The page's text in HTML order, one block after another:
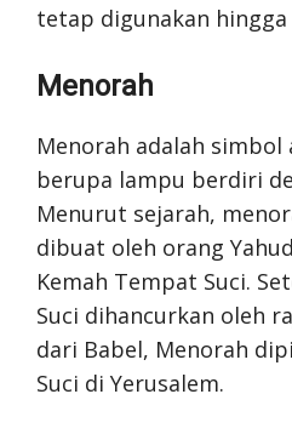
tetap digunakan hingga
Menorah
Menorah adalah simbol
berupa lampu berdiri
Menurut sejarah,
dibuat oleh orang
Kemah Tempat Suci.
Suci dihancurkan oleh
dari Babel, Menorah
Suci di Yerusalem.